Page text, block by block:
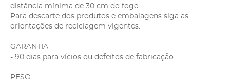
distância mínima de 30 cm do fogo.
Para descarte dos produtos e embalagens siga as
orientações de reciclagem vigentes.
GARANTIA
- 90 dias para vícios ou defeitos de fabricação
PESO